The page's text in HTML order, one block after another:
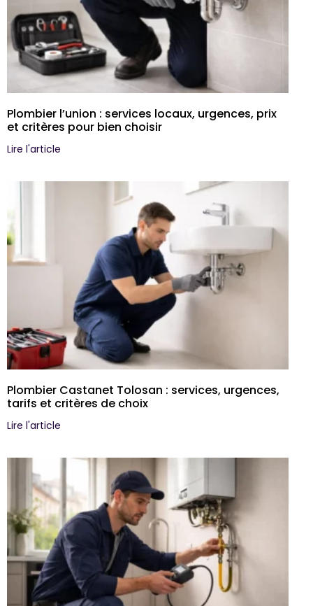
Plombier l’union : services locaux, urgences, prix
et critères pour bien choisir
Lire l'article
Plombier Castanet Tolosan : services, urgences,
tarifs et critères de choix
Lire l'article